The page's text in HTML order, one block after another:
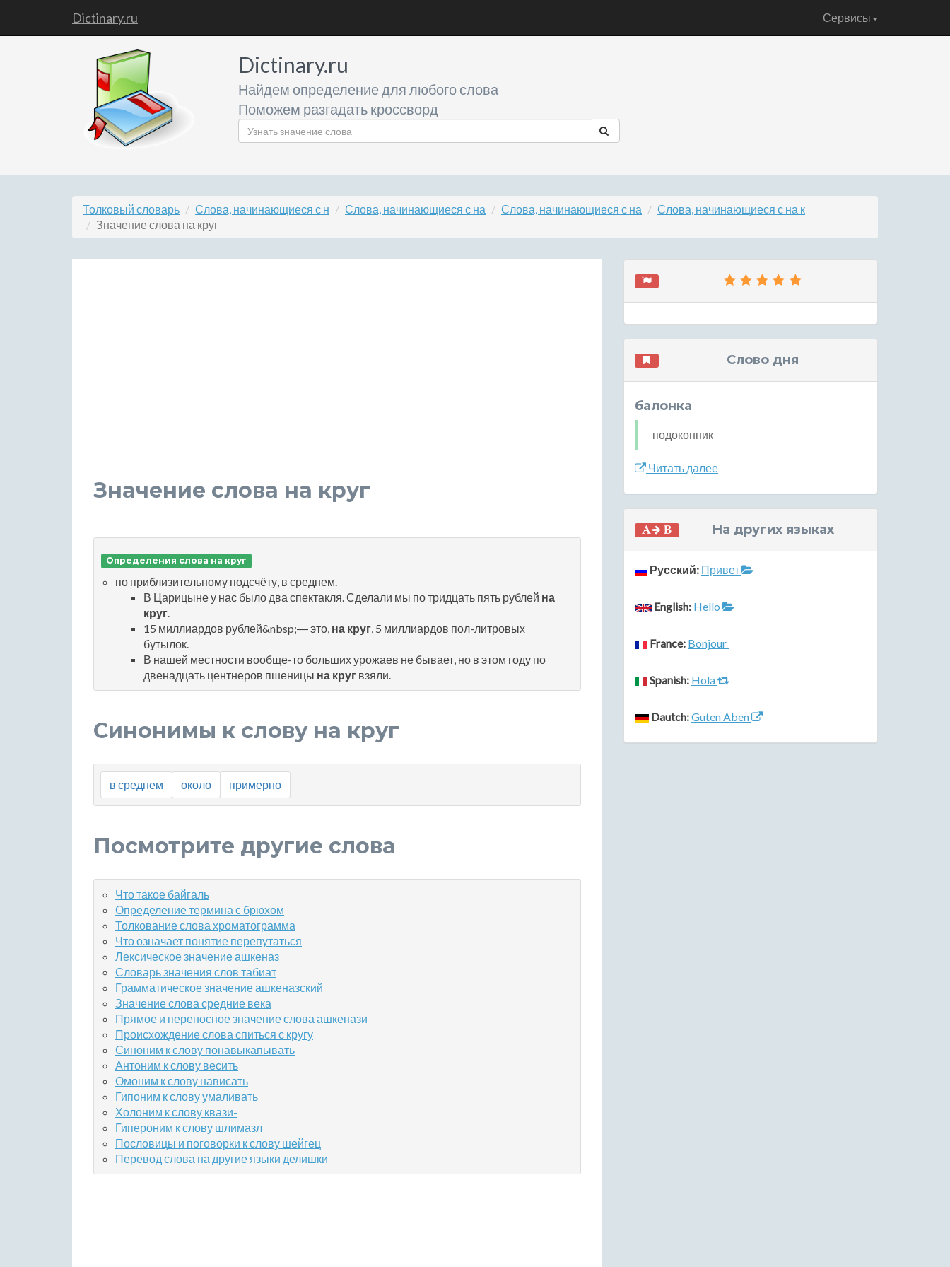
Dictinary.ru Сервисы
Dictinary.ru
Найдем определение для любого слова
Поможем разгадать кроссворд
Толковый словарь Слова, начинающиеся с н Слова, начинающиеся с на Слова, начинающиеся с на
Слова, начинающиеся с на к
Значение слова на круг
Значение слова на круг
Определения слова на круг
по приблизительному подсчёту, в среднем.
В Царицыне у нас было два спектакля. Сделали мы по тридцать пять рублей на
круг.
15 миллиардов рублей&nbsp;― это, на круг, 5 миллиардов пол-литровых
бутылок.
В нашей местности вообще-то больших урожаев не бывает, но в этом году по
двенадцать центнеров пшеницы на круг взяли.
Синонимы к слову на круг
в среднем около примерно
Посмотрите другие слова
Что такое байгаль
Определение термина с брюхом
Толкование слова хроматограмма
Что означает понятие перепутаться
Лексическое значение ашкеназ
Словарь значения слов табиат
Грамматическое значение ашкеназский
Значение слова средние века
Прямое и переносное значение слова ашкенази
Происхождение слова спиться с кругу
Синоним к слову понавыкапывать
Антоним к слову весить
Омоним к слову нависать
Гипоним к слову умаливать
Холоним к слову квази-
Гипероним к слову шлимазл
Пословицы и поговорки к слову шейгец
Перевод слова на другие языки делишки
Слово дня
балонка
подоконник
Читать далее
На других языках
Русский: Привет
English: Hello
France: Bonjour
Spanish: Hola
Dautch:Guten Aben